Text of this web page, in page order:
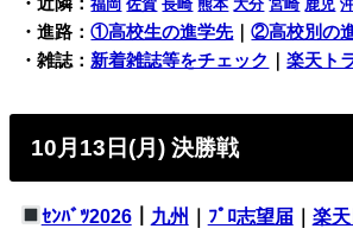
福岡 佐賀 長崎 熊本 大分 宮崎 鹿児
・進路：①高校生の進学先｜②高校別の
・雑誌： 新着雑誌等をチェック ｜楽天ト
10月13日(月) 決勝戦
ｾﾝﾊﾞﾂ2026｜ 九州 ﾌﾟﾛ志望届｜ 楽天